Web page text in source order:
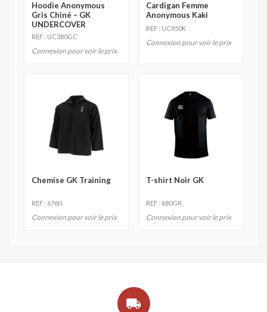
Hoodie Anonymous
Gris Chiné – GK
UNDERCOVER
REF : UC380GC
Connexion pour voir le prix
Cardigan Femme
Anonymous Kaki
REF : UC950K
Connexion pour voir le prix
Chemise GK Training
REF : 676N
Connexion pour voir le prix
T-shirt Noir GK
REF : 680GK
Connexion pour voir le prix
